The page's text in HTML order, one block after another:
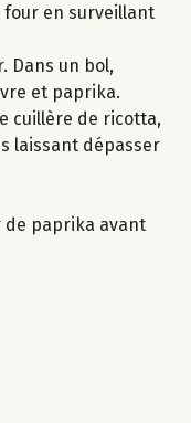
four en surveillant
Dans un bol,
et paprika.
cuillère de ricotta,
laissant dépasser
de paprika avant